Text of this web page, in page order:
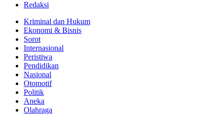
Redaksi
Kriminal dan Hukum
Ekonomi & Bisnis
Sorot
Internasional
Peristiwa
Pendidikan
Nasional
Otomotif
Politik
Aneka
Olahraga